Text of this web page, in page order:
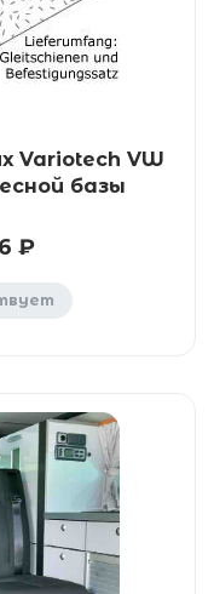
Variotech VW
базы
₽